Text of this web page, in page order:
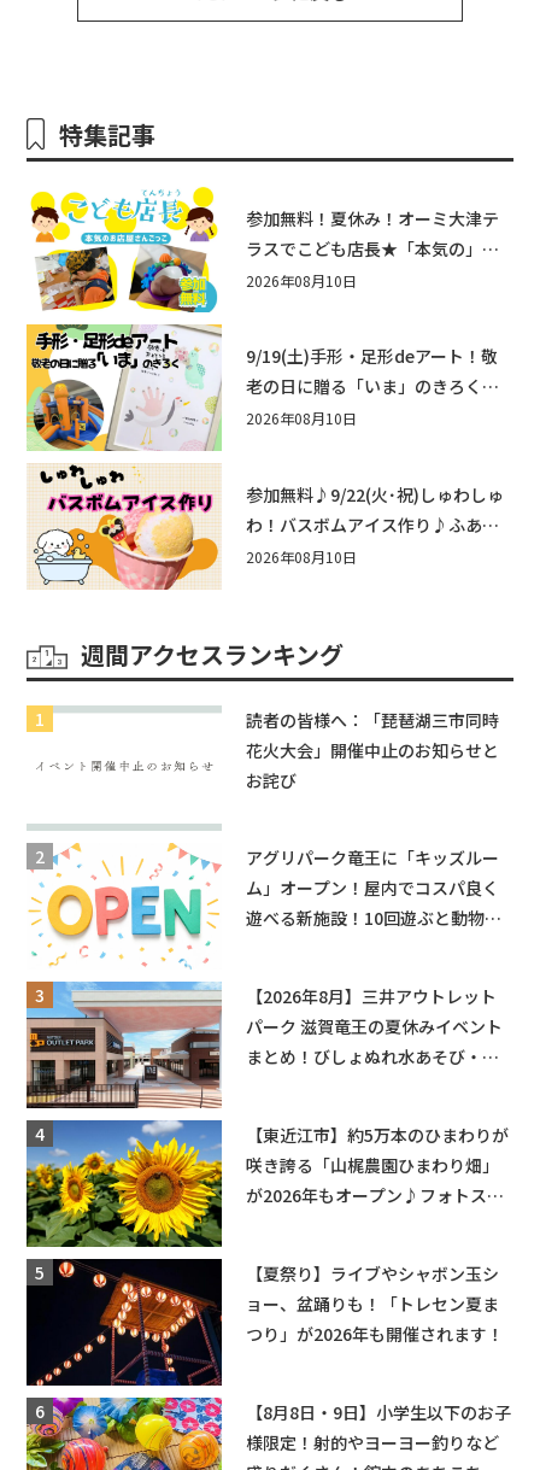
特集記事
参加無料！夏休み！オーミ大津テ
ラスでこども店長★「本気の」お
店屋さんごっこ8/22(土)開催！&ワ
2026年08月10日
9/19(土)手形・足形deアート！敬
老の日に贈る「いま」のきろく♪
他にもふあふあ遊具などお楽しみ
2026年08月10日
参加無料♪9/22(火･祝)しゅわしゅ
わ！バスボムアイス作り♪ふあふ
あ遊具もあるよ！in近江八幡
2026年08月10日
週間アクセスランキング
読者の皆様へ：「琵琶湖三市同時
花火大会」開催中止のお知らせと
お詫び
アグリパーク竜王に「キッズルー
ム」オープン！屋内でコスパ良く
遊べる新施設！10回遊ぶと動物触
【2026年8月】三井アウトレット
パーク 滋賀竜王の夏休みイベント
まとめ！びしょぬれ水あそび・激
【東近江市】約5万本のひまわりが
咲き誇る「山梶農園ひまわり畑」
が2026年もオープン♪フォトスポ
【夏祭り】ライブやシャボン玉シ
ョー、盆踊りも！「トレセン夏ま
つり」が2026年も開催されます！
【8月8日・9日】小学生以下のお子
様限定！射的やヨーヨー釣りなど